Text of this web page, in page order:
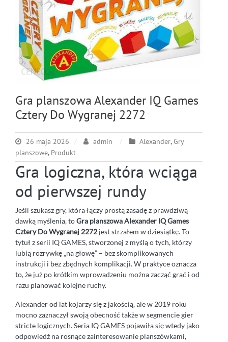
Gra planszowa Alexander IQ Games
Cztery Do Wygranej 2272
26 maja 2026 admin Alexander,Gry
planszowe, Produkt
Gra logiczna, która wciąga
od pierwszej rundy
Jeśli szukasz gry, która łączy prostą zasadę z prawdziwą
dawką myślenia, toGra planszowa Alexander IQ Games
Cztery Do Wygranej 2272 jest strzałem w dziesiątkę. To
tytuł z serii IQ GAMES, stworzonej z myślą o tych, którzy
lubią rozrywkę „na głowę” – bez skomplikowanych
instrukcji i bez zbędnych komplikacji. W praktyce oznacza
to, że już po krótkim wprowadzeniu można zacząć grać i od
razu planować kolejne ruchy.
Alexander od lat kojarzy się z jakością, ale w 2019 roku
mocno zaznaczył swoją obecność także w segmencie gier
stricte logicznych. Seria IQ GAMES pojawiła się wtedy jako
odpowiedź na rosnące zainteresowanie planszówkami,